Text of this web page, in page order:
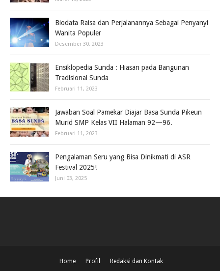
Biodata Raisa dan Perjalanannya Sebagai Penyanyi
Wanita Populer
Desember 30, 2023
Ensiklopedia Sunda : Hiasan pada Bangunan
Tradisional Sunda
Februari 11, 2023
Jawaban Soal Pamekar Diajar Basa Sunda Pikeun
Murid SMP Kelas VII Halaman 92—96.
Februari 11, 2023
Pengalaman Seru yang Bisa Dinikmati di ASR
Festival 2025!
Juni 03, 2025
Home Profil Redaksi dan Kontak